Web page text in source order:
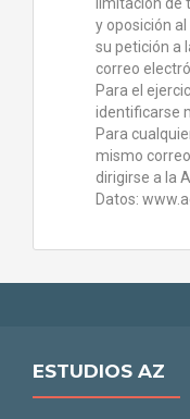
y oposición
su petición a
correo
Para el
identificarse
Para
mismo
dirigirse a la
Datos:
ESTUDIOS AZ